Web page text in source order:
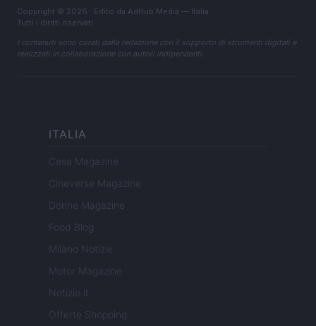
Copyright © 2026 · Edito da AdHub Media — Italia
Tutti i diritti riservati
I contenuti sono curati dalla redazione con il supporto di strumenti digitali e
realizzati in collaborazione con autori indipendenti.
ITALIA
Casa Magazine
Cineverse Magazine
Donne Magazine
Food Blog
Milano Notizie
Motor Magazine
Notizie.it
Offerte Shopping